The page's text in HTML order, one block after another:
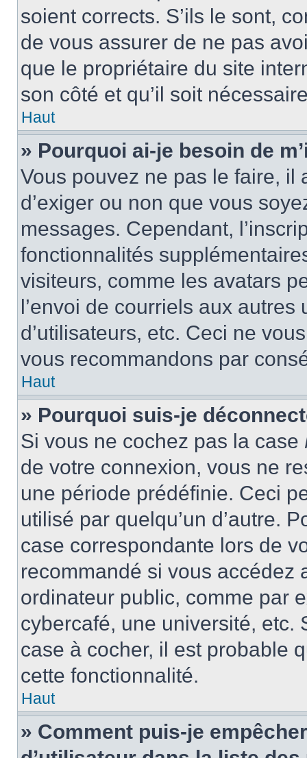
soient corrects. S’ils le sont,
de vous assurer de ne pas
que le propriétaire du site
son côté et qu’il soit
Haut
» Pourquoi ai-je besoin de
Vous pouvez ne pas le faire, il
d’exiger ou non que vous
messages. Cependant,
fonctionnalités
visiteurs, comme les avatars
l’envoi de courriels aux
d’utilisateurs, etc. Ceci ne
vous recommandons par
Haut
» Pourquoi suis-je
Si vous ne cochez pas la case
de votre connexion, vous ne
une période prédéfinie. Ceci
utilisé par quelqu’un d’autre.
case correspondante lors de
recommandé si vous accédez
ordinateur public, comme par
cybercafé, une université, etc.
case à cocher, il est probable
cette fonctionnalité.
Haut
» Comment puis-je